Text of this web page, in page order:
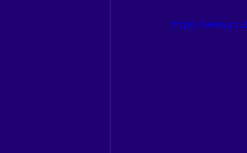
https://